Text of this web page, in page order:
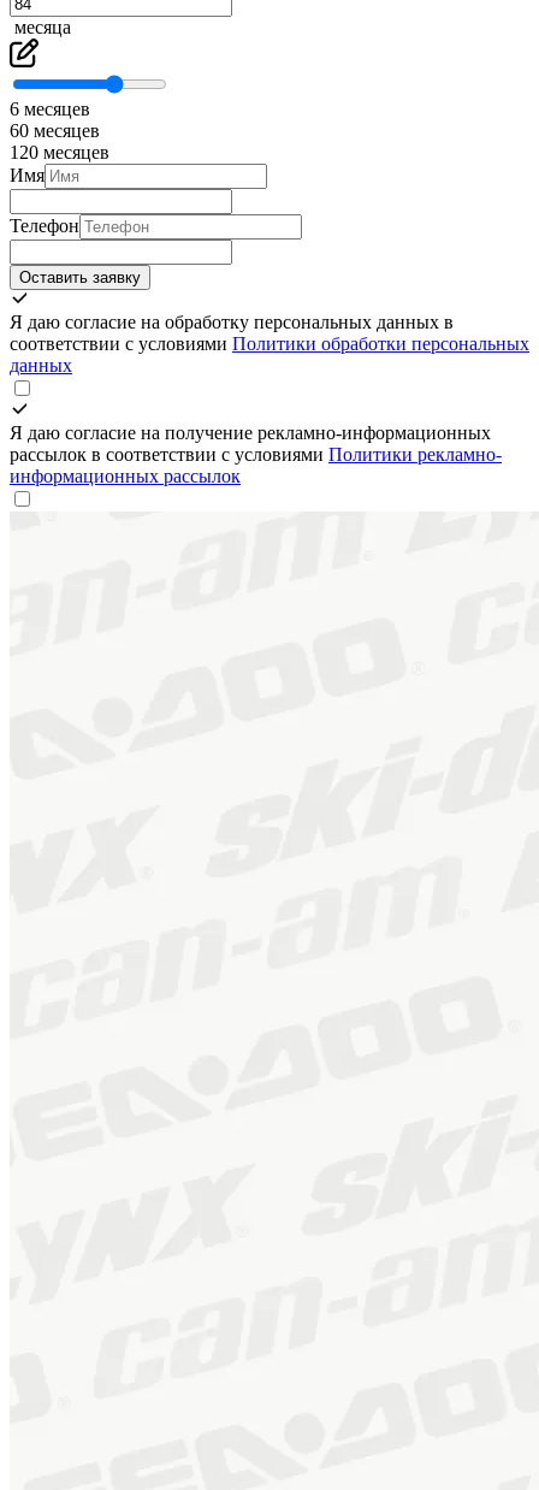
месяца
6 месяцев
60 месяцев
120 месяцев
Имя
Телефон
Оставить заявку
Я даю согласие на обработку персональных данных в
соответствии с условиями Политики обработки персональных
данных
Я даю согласие на получение рекламно-информационных
рассылок в соответствии с условиями Политики рекламно-
информационных рассылок